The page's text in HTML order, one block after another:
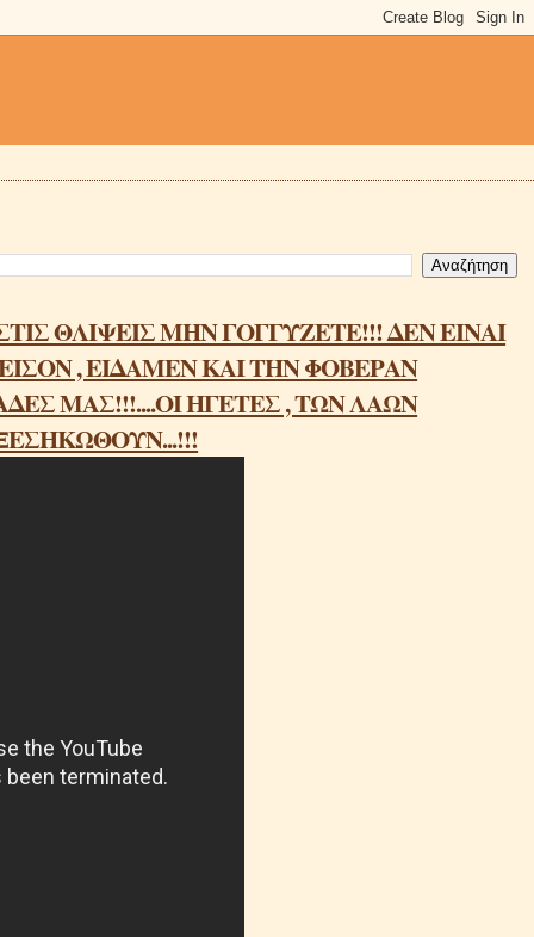
ΘΛΙΨΕΙΣ ΜΗΝ ΓΟΓΓΥΖΕΤΕ!!! ΔΕΝ ΕΙΝΑΙ
, ΕΙΔΑΜΕΝ ΚΑΙ ΤΗΝ ΦΟΒΕΡΑΝ
ΜΑΣ!!!....ΟΙ ΗΓΕΤΕΣ , ΤΩΝ ΛΑΩΝ